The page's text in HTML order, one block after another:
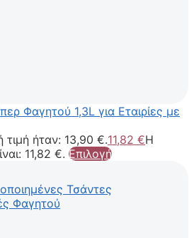
Φαγητού 1,3L για Εταιρίες με
τιμή ήταν: 13,90 €.11,82 €Η
11,82 €. Επιλογή